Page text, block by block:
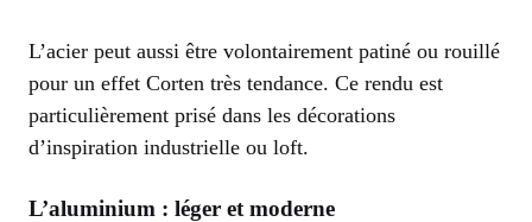
L’acier peut aussi être volontairement patiné ou rouillé
pour un effet Corten très tendance. Ce rendu est
particulièrement prisé dans les décorations
d’inspiration industrielle ou loft.
L’aluminium : léger et moderne